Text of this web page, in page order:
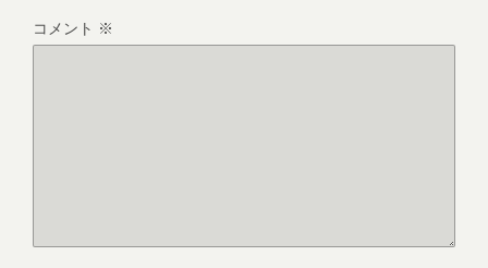
コメント ※